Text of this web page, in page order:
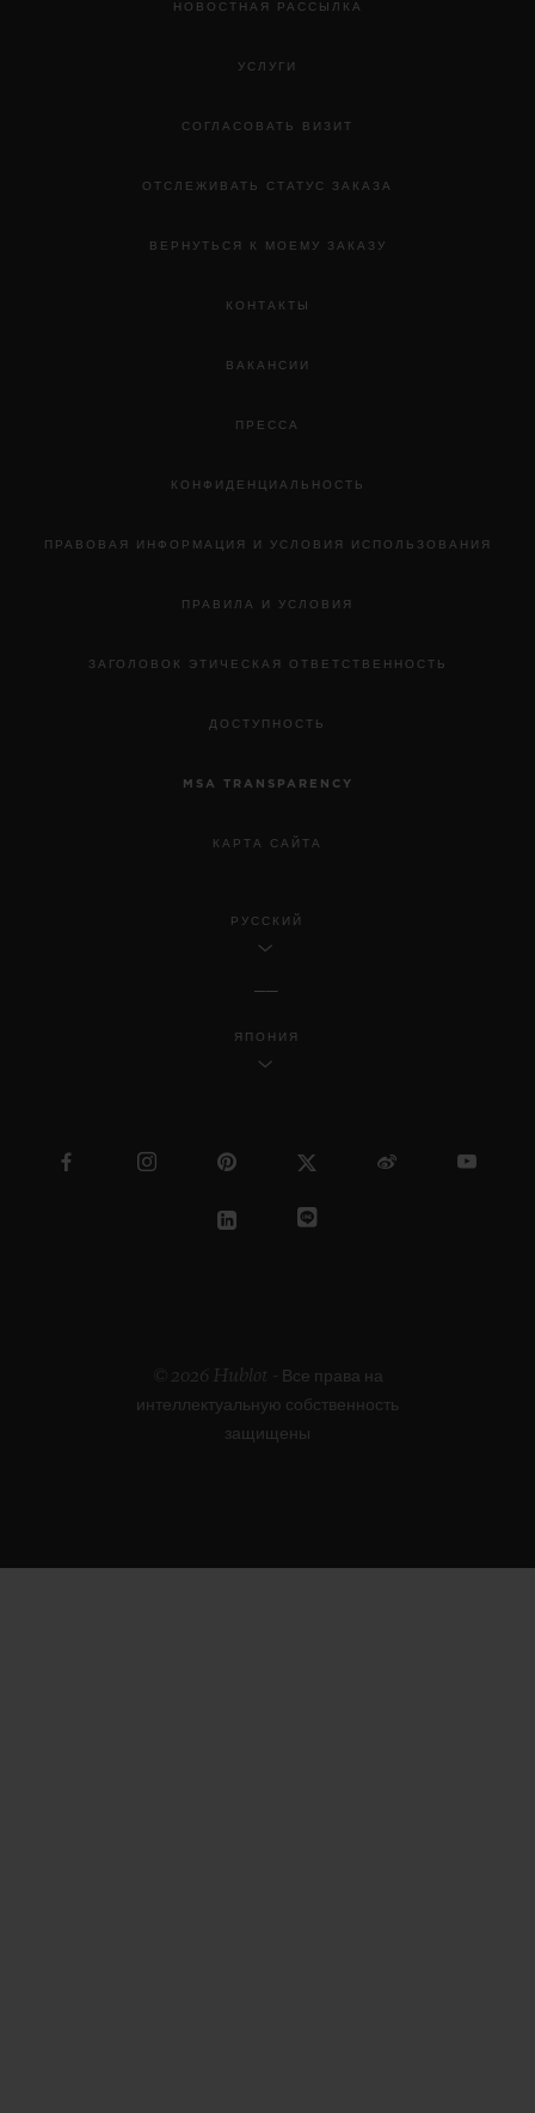
НОВОСТНАЯ РАССЫЛКА
УСЛУГИ
СОГЛАСОВАТЬ ВИЗИТ
ОТСЛЕЖИВАТЬ СТАТУС ЗАКАЗА
ВЕРНУТЬСЯ К МОЕМУ ЗАКАЗУ
КОНТАКТЫ
ВАКАНСИИ
ПРЕССА
КОНФИДЕНЦИАЛЬНОСТЬ
ПРАВОВАЯ ИНФОРМАЦИЯ И УСЛОВИЯ ИСПОЛЬЗОВАНИЯ
ПРАВИЛА И УСЛОВИЯ
ЗАГОЛОВОК ЭТИЧЕСКАЯ ОТВЕТСТВЕННОСТЬ
ДОСТУПНОСТЬ
MSA TRANSPARENCY
КАРТА САЙТА
РУССКИЙ
ЯПОНИЯ
© 2026 Hublot - Все права на
интеллектуальную собственность
защищены